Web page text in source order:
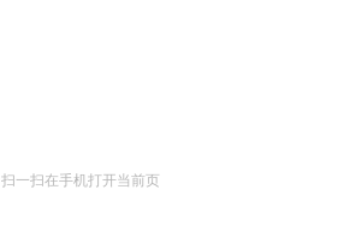
扫一扫在手机打开当前页